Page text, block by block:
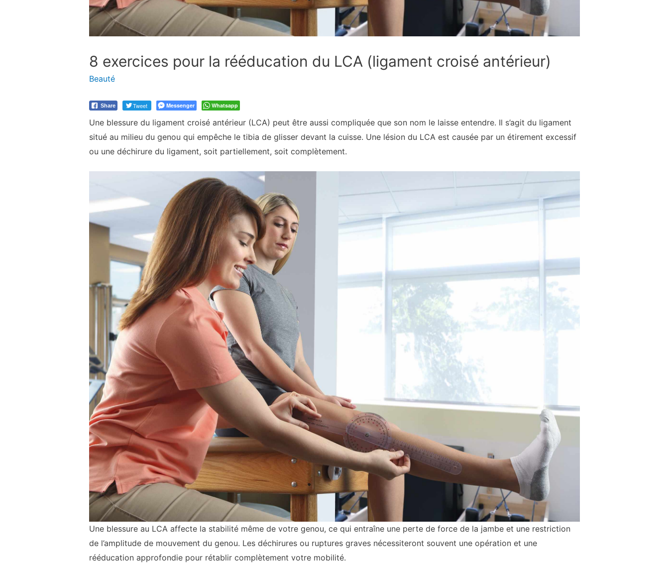
8 exercices pour la rééducation du LCA (ligament croisé antérieur)
Beauté
Share Tweet Messenger Whatsapp
Une blessure du ligament croisé antérieur (LCA) peut être aussi compliquée que son nom le laisse entendre. Il s’agit du ligament
situé au milieu du genou qui empêche le tibia de glisser devant la cuisse. Une lésion du LCA est causée par un étirement excessif
ou une déchirure du ligament, soit partiellement, soit complètement.
Une blessure au LCA affecte la stabilité même de votre genou, ce qui entraîne une perte de force de la jambe et une restriction
de l’amplitude de mouvement du genou. Les déchirures ou ruptures graves nécessiteront souvent une opération et une
rééducation approfondie pour rétablir complètement votre mobilité.